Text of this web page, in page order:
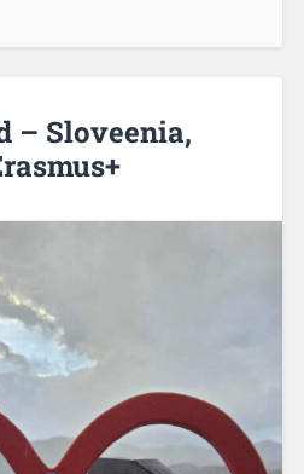
– Sloveenia,